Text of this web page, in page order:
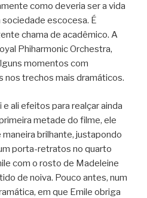
como deveria ser a vida
escocesa. É
chama de acadêmico. A
Phiharmonic Orchestra,
momentos com
trechos mais dramáticos.
ali efeitos para realçar ainda
metade do filme, ele
brilhante, justapondo
porta-retratos no quarto
com o rosto de Madeleine
de noiva. Pouco antes, num
em que Emile obriga